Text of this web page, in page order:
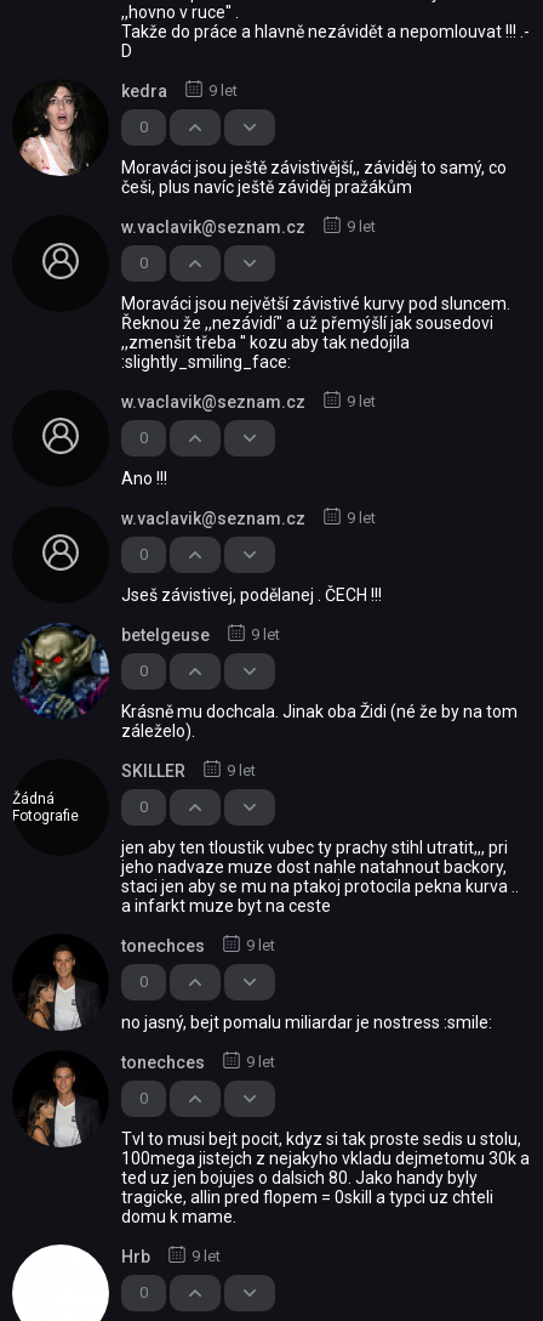
,,hovno v ruce'' .
Takže do práce a hlavně nezávidět a nepomlouvat !!! .-
D
0
kedra 9 let
Moraváci jsou ještě závistivější,, záviděj to samý, co
češi, plus navíc ještě záviděj pražákům
0
w.vaclavik@seznam.cz 9 let
Moraváci jsou největší závistivé kurvy pod sluncem.
Řeknou že ,,nezávidí'' a už přemýšlí jak sousedovi
,,zmenšit třeba '' kozu aby tak nedojila
:slightly_smiling_face:
0
w.vaclavik@seznam.cz 9 let
Ano !!!
0
w.vaclavik@seznam.cz 9 let
Jseš závistivej, podělanej . ČECH !!!
0
betelgeuse 9 let
Krásně mu dochcala. Jinak oba Židi (né že by na tom
záleželo).
Žádná
Fotografie
0
SKILLER 9 let
jen aby ten tloustik vubec ty prachy stihl utratit,,, pri
jeho nadvaze muze dost nahle natahnout backory,
staci jen aby se mu na ptakoj protocila pekna kurva ..
a infarkt muze byt na ceste
0
tonechces 9 let
no jasný, bejt pomalu miliardar je nostress :smile:
0
tonechces 9 let
Tvl to musi bejt pocit, kdyz si tak proste sedis u stolu,
100mega jistejch z nejakyho vkladu dejmetomu 30k a
ted uz jen bojujes o dalsich 80. Jako handy byly
tragicke, allin pred flopem = 0skill a typci uz chteli
domu k mame.
0
Hrb 9 let